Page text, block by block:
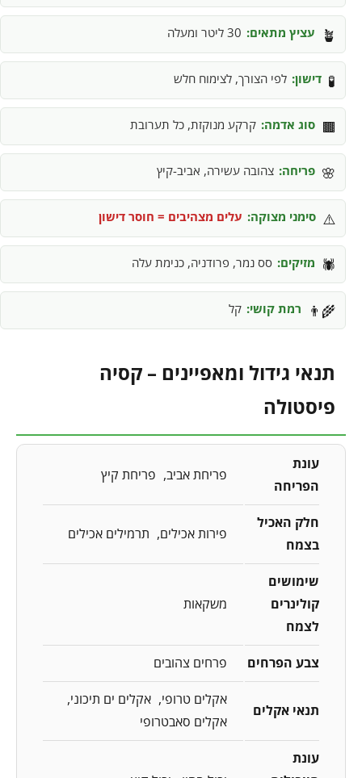
🪴 עציץ מתאים: 30 ליטר ומעלה
🧪 דישון: לפי הצורך, לצימוח חלש
🟫 סוג אדמה: קרקע מנוקזת, כל תערובת
🌸 פריחה: צהובה עשירה, אביב-קיץ
⚠️ סימני מצוקה: עלים מצהיבים = חוסר דישון
🕷️ מזיקים: סס נמר, פרודניה, כנימת עלה
👨‍🌾 רמת קושי: קל
תנאי גידול ומאפיינים – קסיה
פיסטולה
עונת
הפריחה
פריחת אביב פריחת קיץ
חלק האכיל
בצמח
פירות אכילים תרמילים אכילים
שימושים
קולינרים
לצמח
משקאות
צבע הפרחים פרחים צהובים
תנאי אקלים
אקלים טרופי
אקלים ים תיכוני
אקלים סאבטרופי
עונת